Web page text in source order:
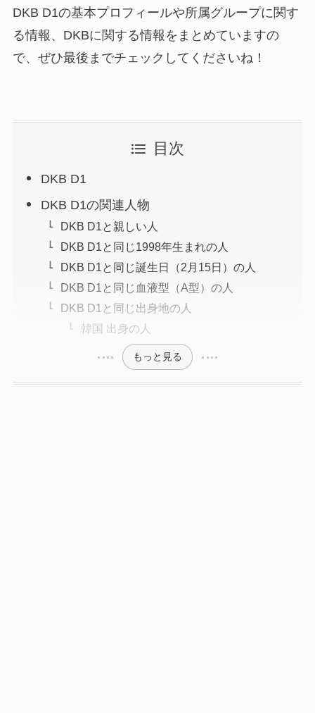
DKB D1の基本プロフィールや所属グループに関す
る情報、DKBに関する情報をまとめていますの
で、ぜひ最後までチェックしてくださいね！
目次
DKB D1
DKB D1の関連人物
DKB D1と親しい人
DKB D1と同じ1998年生まれの人
DKB D1と同じ誕生日（2月15日）の人
DKB D1と同じ血液型（A型）の人
DKB D1と同じ出身地の人
韓国 出身の人
もっと見る